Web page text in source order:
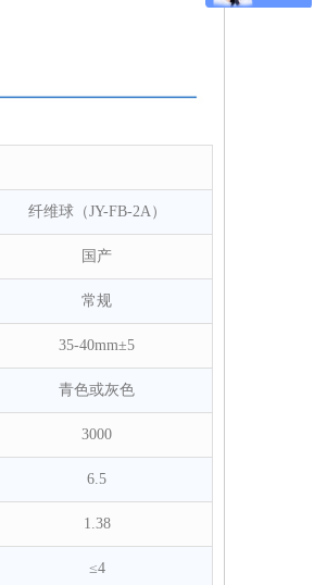
纤维球（JY-FB-2A）
国产
常规
35-40mm±5
青色或灰色
3000
6.5
1.38
≤4